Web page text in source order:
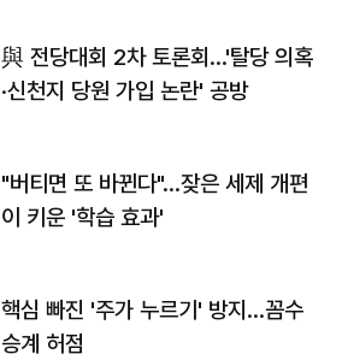
與 전당대회 2차 토론회…'탈당 의혹
·신천지 당원 가입 논란' 공방
"버티면 또 바뀐다"…잦은 세제 개편
이 키운 '학습 효과'
핵심 빠진 '주가 누르기' 방지…꼼수
승계 허점